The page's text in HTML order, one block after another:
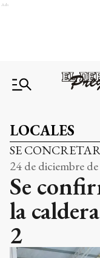
Ads
LOCALES
SE
24 de diciembre
Se
la
2